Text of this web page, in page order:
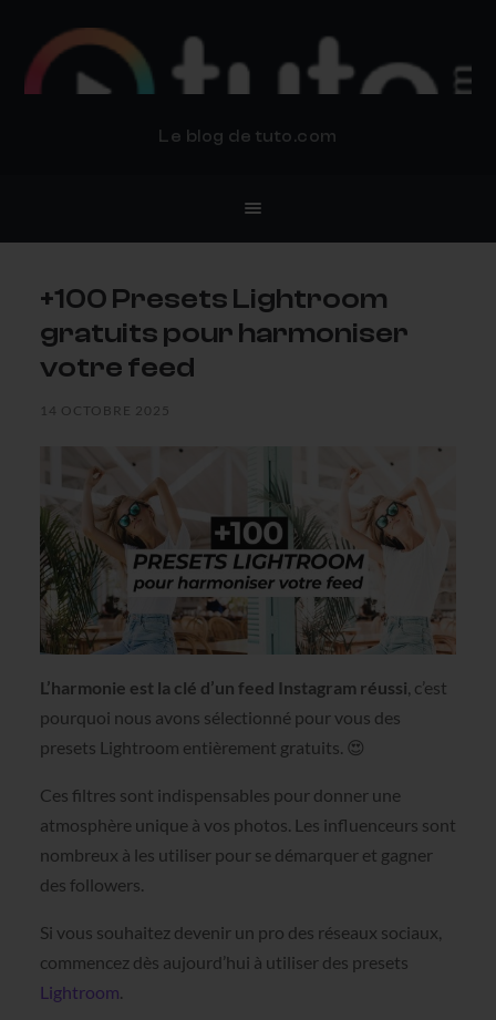
Le blog de tuto.com
+100 Presets Lightroom
gratuits pour harmoniser
votre feed
14 OCTOBRE 2025
L’harmonie est la clé d’un feed Instagram réussi, c’est
pourquoi nous avons sélectionné pour vous des
presets Lightroom entièrement gratuits. 😍
Ces filtres sont indispensables pour donner une
atmosphère unique à vos photos. Les influenceurs sont
nombreux à les utiliser pour se démarquer et gagner
des followers.
Si vous souhaitez devenir un pro des réseaux sociaux,
commencez dès aujourd’hui à utiliser des presets
Lightroom.